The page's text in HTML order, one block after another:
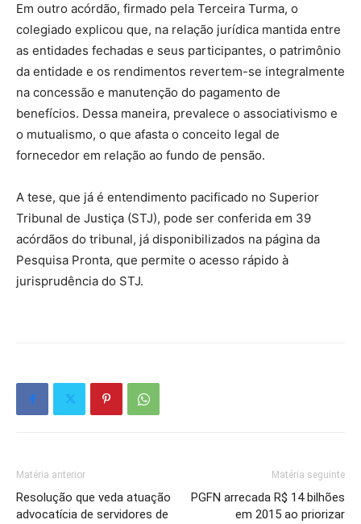
Em outro acórdão, firmado pela Terceira Turma, o
colegiado explicou que, na relação jurídica mantida entre
as entidades fechadas e seus participantes, o patrimônio
da entidade e os rendimentos revertem-se integralmente
na concessão e manutenção do pagamento de
benefícios. Dessa maneira, prevalece o associativismo e
o mutualismo, o que afasta o conceito legal de
fornecedor em relação ao fundo de pensão.
A tese, que já é entendimento pacificado no Superior
Tribunal de Justiça (STJ), pode ser conferida em 39
acórdãos do tribunal, já disponibilizados na página da
Pesquisa Pronta, que permite o acesso rápido à
jurisprudência do STJ.
Matéria anterior
Resolução que veda atuação
advocatícia de servidores de
Matéria seguinte
PGFN arrecada R$ 14 bilhões
em 2015 ao priorizar